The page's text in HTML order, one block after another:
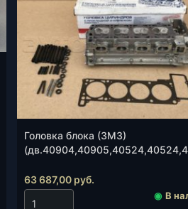
Головка блока (ЗМЗ)
63 687,00 руб.
◉ В